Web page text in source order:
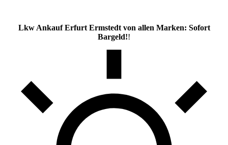
Lkw Ankauf Erfurt Ermstedt von allen Marken: Sofort
Bargeld!!